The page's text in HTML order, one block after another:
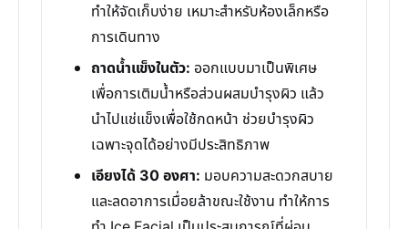
ทำให้จัดเก็บง่าย เหมาะสำหรับห้องเล็กหรือ
การเดินทาง
ถาดน้ำแข็งในตัว: ออกแบบมาเป็นพิเศษ
เพื่อการเติมน้ำหรือส่วนผสมบำรุงผิว แล้ว
นำไปแช่แข็งเพื่อใช้กดหน้า ช่วยบำรุงผิว
เฉพาะจุดได้อย่างมีประสิทธิภาพ
เอียงได้ 30 องศา: มอบความสะดวกสบาย
และลดอาการเมื่อยล้าขณะใช้งาน ทำให้การ